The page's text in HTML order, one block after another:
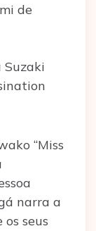
de
Suzaki
“Miss
narra a
os seus